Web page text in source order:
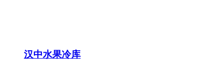
汉中水果冷库